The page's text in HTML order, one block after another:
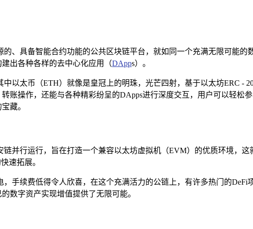
的、具备智能合约功能的公共区块链平台，就如同一个充满无限可能
出各种各样的去中心化应用（DApps）。
以太币（ETH）就像是皇冠上的明珠，光芒四射，基于以太坊ERC -
账操作，还能与各种精彩纷呈的DApps进行深度交互，用户可以轻松
藏。
链并行运行，旨在打造一个兼容以太坊虚拟机（EVM）的优质环境，
速拓展。
手续费低得令人欣喜，在这个充满活力的公链上，有许多热门的DeFi
数字资产实现增值提供了无限可能。